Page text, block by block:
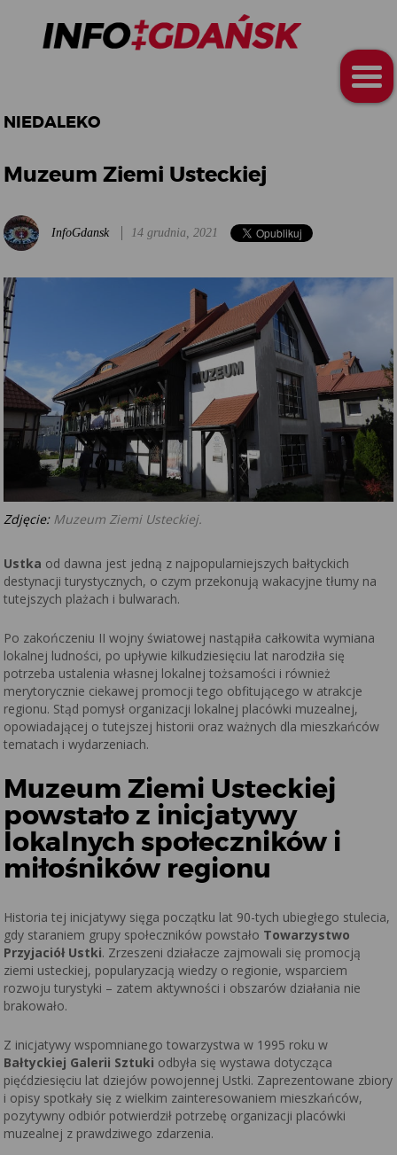
NIEDALEKO
Muzeum Ziemi Usteckiej
InfoGdansk 14 grudnia, 2021
Zdjęcie:Muzeum Ziemi Usteckiej.
Ustka od dawna jest jedną z najpopularniejszych bałtyckich
destynacji turystycznych, o czym przekonują wakacyjne tłumy na
tutejszych plażach i bulwarach.
Po zakończeniu II wojny światowej nastąpiła całkowita wymiana
lokalnej ludności, po upływie kilkudziesięciu lat narodziła się
potrzeba ustalenia własnej lokalnej tożsamości i również
merytorycznie ciekawej promocji tego obfitującego w atrakcje
regionu. Stąd pomysł organizacji lokalnej placówki muzealnej,
opowiadającej o tutejszej historii oraz ważnych dla mieszkańców
tematach i wydarzeniach.
Muzeum Ziemi Usteckiej
powstało z inicjatywy
lokalnych społeczników i
miłośników regionu
Historia tej inicjatywy sięga początku lat 90-tych ubiegłego stulecia,
gdy staraniem grupy społeczników powstało Towarzystwo
Przyjaciół Ustki. Zrzeszeni działacze zajmowali się promocją
ziemi usteckiej, popularyzacją wiedzy o regionie, wsparciem
rozwoju turystyki – zatem aktywności i obszarów działania nie
brakowało.
Z inicjatywy wspomnianego towarzystwa w 1995 roku w
Bałtyckiej Galerii Sztuki odbyła się wystawa dotycząca
pięćdziesięciu lat dziejów powojennej Ustki. Zaprezentowane zbiory
i opisy spotkały się z wielkim zainteresowaniem mieszkańców,
pozytywny odbiór potwierdził potrzebę organizacji placówki
muzealnej z prawdziwego zdarzenia.